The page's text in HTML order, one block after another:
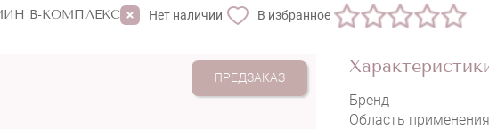
В-КОМПЛЕКС Нет наличии В избранное
ПРЕДЗАКАЗ
Бренд
Область применения